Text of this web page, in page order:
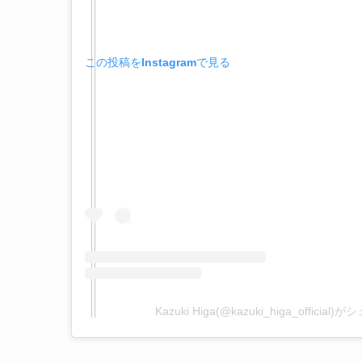
この投稿をInstagramで見る
Kazuki Higa(@kazuki_higa_official)がシ